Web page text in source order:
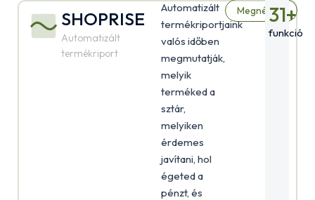
SHOPRISE
Automatizált
termékriport
Automatizált
termékriportjaink
valós időben
megmutatják,
melyik
terméked a
sztár,
melyiken
érdemes
javítani, hol
égeted a
pénzt, és
Megnézem
31+
funkció